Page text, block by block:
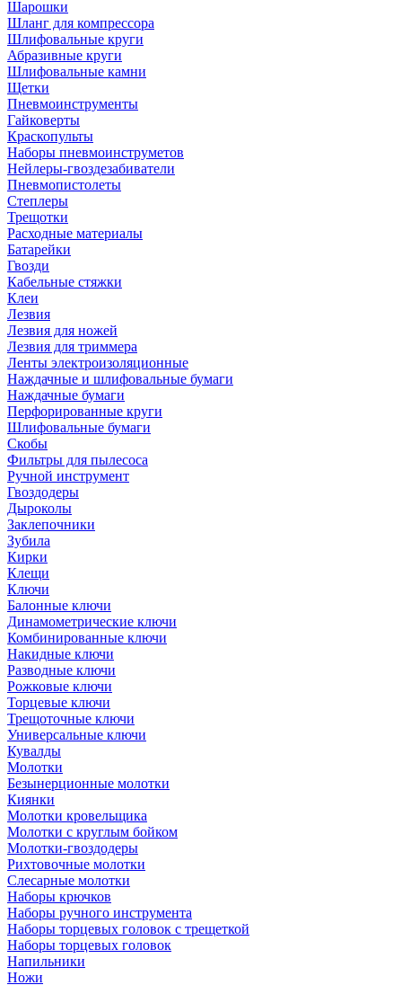
Шарошки
Шланг для компрессора
Шлифовальные круги
Абразивные круги
Шлифовальные камни
Щетки
Пневмоинструменты
Гайковерты
Краскопульты
Наборы пневмоинструметов
Нейлеры-гвоздезабиватели
Пневмопистолеты
Степлеры
Трещотки
Расходные материалы
Батарейки
Гвозди
Кабельные стяжки
Клеи
Лезвия
Лезвия для ножей
Лезвия для триммера
Ленты электроизоляционные
Наждачные и шлифовальные бумаги
Наждачные бумаги
Перфорированные круги
Шлифовальные бумаги
Скобы
Фильтры для пылесоса
Ручной инструмент
Гвоздодеры
Дыроколы
Заклепочники
Зубила
Кирки
Клещи
Ключи
Балонные ключи
Динамометрические ключи
Комбинированные ключи
Накидные ключи
Разводные ключи
Рожковые ключи
Торцевые ключи
Трещоточные ключи
Универсальные ключи
Кувалды
Молотки
Безынерционные молотки
Киянки
Молотки кровельщика
Молотки с круглым бойком
Молотки-гвоздодеры
Рихтовочные молотки
Слесарные молотки
Наборы крючков
Наборы ручного инструмента
Наборы торцевых головок с трещеткой
Наборы торцевых головок
Напильники
Ножи